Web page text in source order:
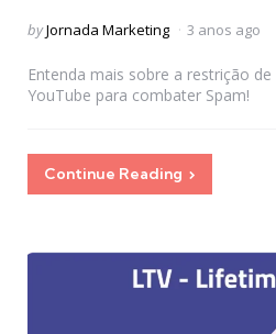
Posted
byJornada Marketing 3 anos ago
Entenda mais sobre a restrição
YouTube para combater Spam!
Continue Reading